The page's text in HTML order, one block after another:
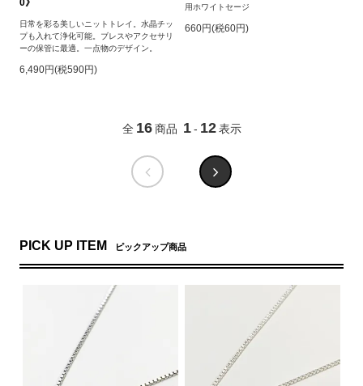
0》
日常を彩る美しいニットトレイ。水晶チッ
プも入れて浄化可能。ブレスやアクセサリ
ーの保管に最適。一点物のデザイン。
6,490円(税590円)
用ホワイトセージ
660円(税60円)
全 16 商品 1 - 12 表示
PICK UP ITEM ピックアップ商品